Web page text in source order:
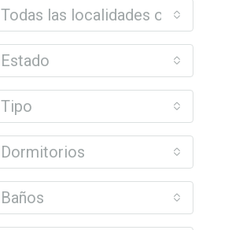
Todas las localidades o barrios
Estado
Tipo
Dormitorios
Baños